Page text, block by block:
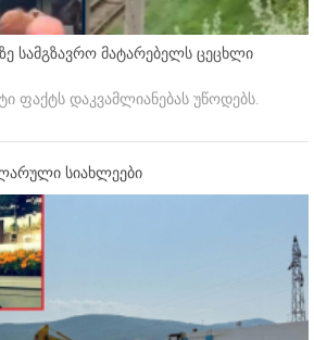
სამგზავრო მატარებელს ცეცხლი
ფაქტს დაკვამლიანებას უწოდებს.
სიახლეები